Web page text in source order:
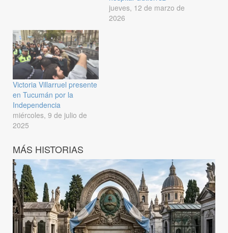
jueves, 12 de marzo de
2026
Victoria Villarruel presente
en Tucumán por la
Independencia
miércoles, 9 de julio de
2025
MÁS HISTORIAS